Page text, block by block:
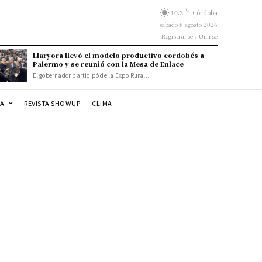
10.3 C Córdoba
sábado 8 agosto 2026
Registrarse / Unirse
Llaryora llevó el modelo productivo cordobés a
Palermo y se reunió con la Mesa de Enlace
El gobernador participó de la Expo Rural...
REVISTA SHOWUP CLIMA